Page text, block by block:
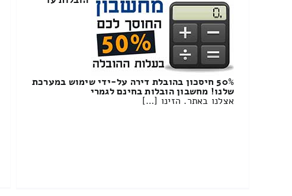
50% חיסכון בהובלת דירה על-ידי שימוש במערכת
שלנו! מחשבון הובלות בחינם לגמרי
אצלנו באתר. הזינו […]